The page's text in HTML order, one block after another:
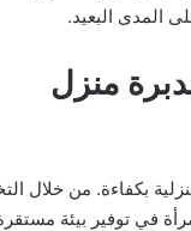
المدى البعيد.
منزل
بكفاءة. من خلال
في توفير بيئة